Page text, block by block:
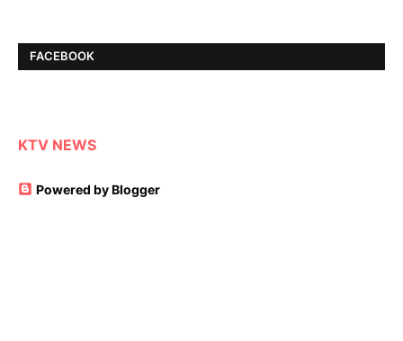
FACEBOOK
KTV NEWS
Powered by Blogger